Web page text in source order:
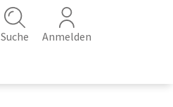
Suche Anmelden